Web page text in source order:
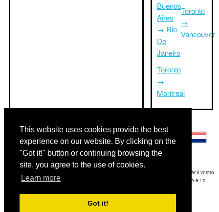
This website uses cookies provide the best
experience on our website. By clicking on the
"Got it!" button or continuing browsing the
site, you agree to the use of cookies.
Learn more
Got it!
Buenos
Aires
→ Rio
De
Janeiro
Toronto
→
Montreal
Toronto
→
Vancouver
Disclaimer: Le informazioni visualizzate su questo sito è la nostra migliore stima e per il vostro
riferimento soltanto.Triptimeto.com non è responsabile di eventuali ritardi viaggio e / o